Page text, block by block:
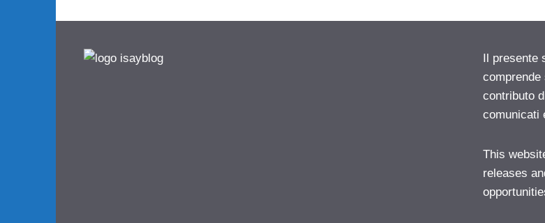
Il
comprende
contributo
comunicati
This
releases